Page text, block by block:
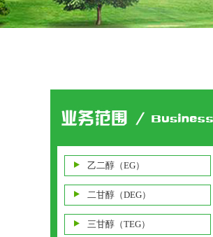
乙二醇（EG）
二甘醇（DEG）
三甘醇（TEG）